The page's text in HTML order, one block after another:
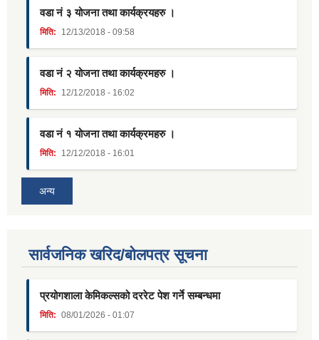
वडा नं ३ योजना तथा कार्यक्रयहरु ।
मिति: 12/13/2018 - 09:58
वडा नं २ योजना तथा कार्यक्रमहरु ।
मिति: 12/12/2018 - 16:02
वडा नं १ योजना तथा कार्यक्रमहरु ।
मिति: 12/12/2018 - 16:01
अन्य
सार्वजनिक खरिद/बोलपत्र सूचना
प्रयोगशाला केमिकल्सको दररेट पेश गर्ने सम्बन्धमा
मिति: 08/01/2026 - 01:07